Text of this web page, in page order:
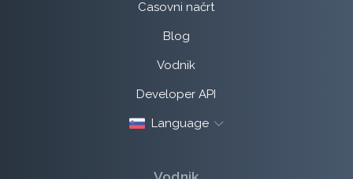
Casovni načrt
Blog
Vodnik
Developer API
Language